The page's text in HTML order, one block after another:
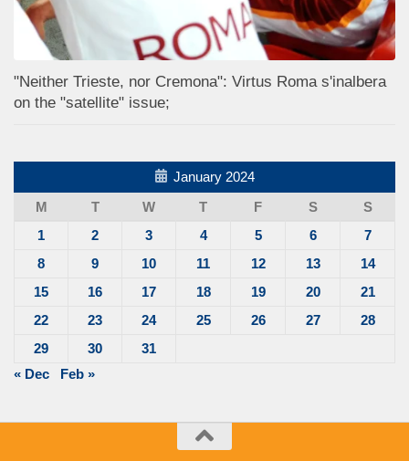
"Neither Trieste, nor Cremona": Virtus Roma s'inalbera
on the "satellite" issue;
January 2024
M
T W T F S
S
1
2 3 4 5 6
7
8
9 10 11 12 13
14
15
16 17 18 19 20
21
22
23 24 25 26 27
28
29
30
31
« Dec
Feb »